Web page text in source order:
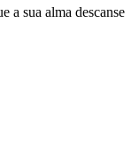
a sua alma descanse